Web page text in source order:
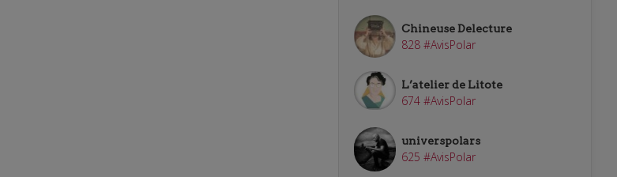
Chineuse Delecture
828 #AvisPolar
L’atelier de Litote
674 #AvisPolar
universpolars
625 #AvisPolar